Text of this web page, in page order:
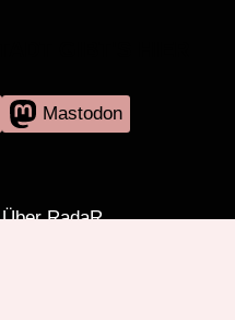
Mastodon
Über RadaR